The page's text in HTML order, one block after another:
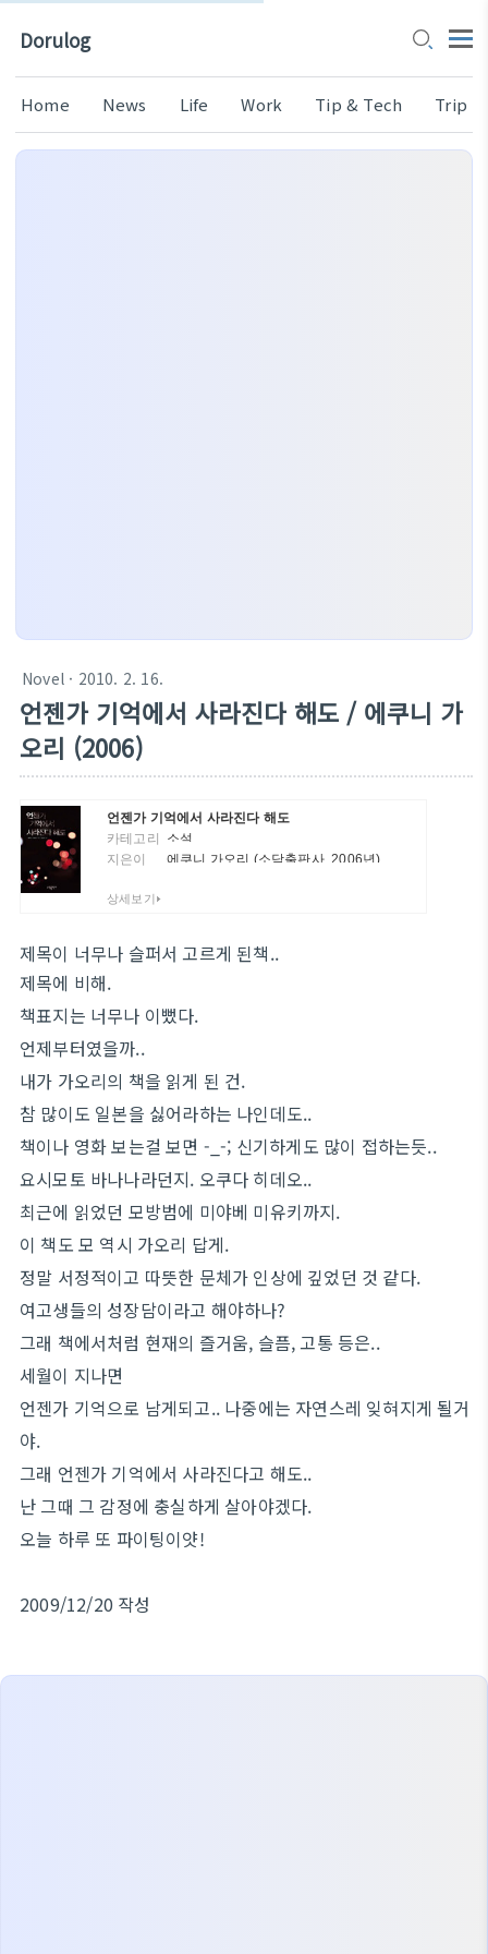
Dorulog
Home News Life Work Tip & Tech Trip
Novel · 2010. 2. 16.
언젠가 기억에서 사라진다 해도 / 에쿠니 가
오리 (2006)
언젠가 기억에서 사라진다 해도
카테고리
소설
지은이
에쿠니 가오리 (소담출판사, 2006년)
상세보기
제목이 너무나 슬퍼서 고르게 된책..
제목에 비해.
책표지는 너무나 이뻤다.
언제부터였을까..
내가 가오리의 책을 읽게 된 건.
참 많이도 일본을 싫어라하는 나인데도..
책이나 영화 보는걸 보면 -_-; 신기하게도 많이 접하는듯..
요시모토 바나나라던지. 오쿠다 히데오..
최근에 읽었던 모방범에 미야베 미유키까지.
이 책도 모 역시 가오리 답게.
정말 서정적이고 따뜻한 문체가 인상에 깊었던 것 같다.
여고생들의 성장담이라고 해야하나?
그래 책에서처럼 현재의 즐거움, 슬픔, 고통 등은..
세월이 지나면
언젠가 기억으로 남게되고.. 나중에는 자연스레 잊혀지게 될거
야.
그래 언젠가 기억에서 사라진다고 해도..
난 그때 그 감정에 충실하게 살아야겠다.
오늘 하루 또 파이팅이얏!
2009/12/20 작성